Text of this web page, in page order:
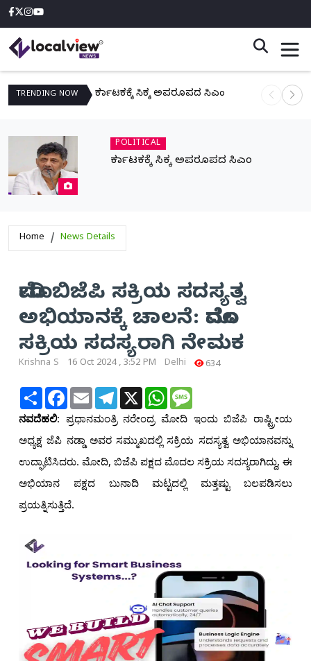
TRENDING NOW ಕರ್ನಾಟಕಕ್ಕೆ ಸಿಕ್ಕ ಅಪರೂಪದ ಸಿಎಂ ನಾಳೆ
POLITICAL
ಕರ್ನಾಟಕಕ್ಕೆ ಸಿಕ್ಕ ಅಪರೂಪದ ಸಿಎಂ
Home News Details
ಮೋದಿ ಬಿಜೆಪಿ ಸಕ್ರಿಯ ಸದಸ್ಯತ್ವ
ಅಭಿಯಾನಕ್ಕೆ ಚಾಲನೆ: ಮೊದಲ
ಸಕ್ರಿಯ ಸದಸ್ಯರಾಗಿ ನೇಮಕ
Krishna S 16 Oct 2024 , 3:52 PM Delhi 634
ShareFacebook
Email Telegram
X WhatsApp
ನವದೆಹಲಿ: ಪ್ರಧಾನಮಂತ್ರಿ ನರೇಂದ್ರ ಮೋದಿ ಇಂದು ಬಿಜೆಪಿ ರಾಷ್ಟ್ರೀಯ
ಅಧ್ಯಕ್ಷ ಜೆಪಿ ನಡ್ಡಾ ಅವರ ಸಮ್ಮುಖದಲ್ಲಿ ಸಕ್ರಿಯ ಸದಸ್ಯತ್ವ ಅಭಿಯಾನವನ್ನು
ಉದ್ಘಾಟಿಸಿದರು. ಮೋದಿ, ಬಿಜೆಪಿ ಪಕ್ಷದ ಮೊದಲ ಸಕ್ರಿಯ ಸದಸ್ಯರಾಗಿದ್ದು, ಈ
ಅಭಿಯಾನ ಪಕ್ಷದ ಬುನಾದಿ ಮಟ್ಟದಲ್ಲಿ ಮತ್ತಷ್ಟು ಬಲಪಡಿಸಲು
ಪ್ರಯತ್ನಿಸುತ್ತಿದೆ.